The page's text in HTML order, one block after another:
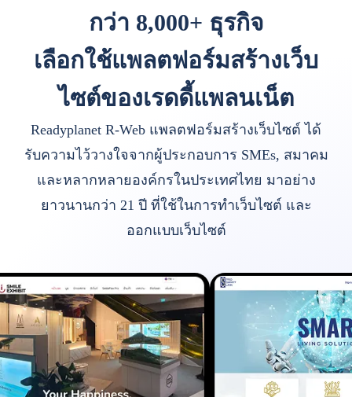
กว่า 8,000+ ธุรกิจ
เลือกใช้แพลตฟอร์มสร้างเว็บ
ไซต์ของเรดดี้แพลนเน็ต
Readyplanet R-Web แพลตฟอร์มสร้างเว็บไซต์ ได้
รับความไว้วางใจจากผู้ประกอบการ SMEs, สมาคม
และหลากหลายองค์กรในประเทศไทย มาอย่าง
ยาวนานกว่า 21 ปี ที่ใช้ในการทำเว็บไซต์ และ
ออกแบบเว็บไซต์